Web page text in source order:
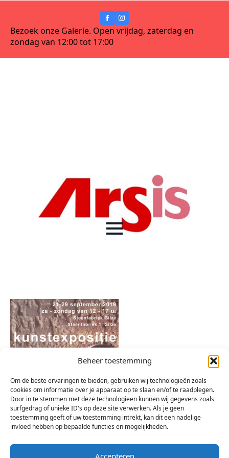
Beheer toestemming
Om de beste ervaringen te bieden, gebruiken wij technologieën zoals
cookies om informatie over je apparaat op te slaan en/of te raadplegen.
Door in te stemmen met deze technologieën kunnen wij gegevens zoals
surfgedrag of unieke ID's op deze site verwerken. Als je geen
toestemming geeft of uw toestemming intrekt, kan dit een nadelige
invloed hebben op bepaalde functies en mogelijkheden.
Accepteren
Bezoek onze Galerie. Open vrijdag, zaterdag en
zondag van 12:00 tot 17:00